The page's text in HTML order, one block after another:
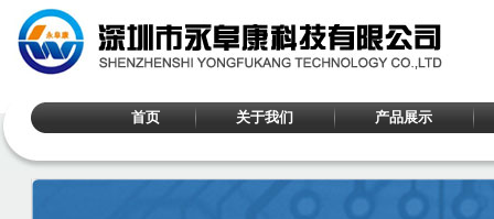
首页 关于我们 产品展示